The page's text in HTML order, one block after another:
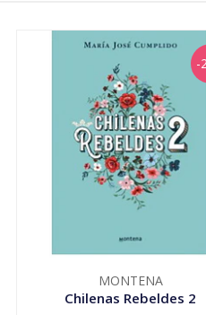
-
MONTENA
Chilenas Rebeldes 2